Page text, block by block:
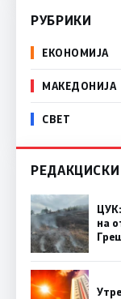
РУБРИКИ
ЕКОНОМИЈА
МАКЕДОНИЈА
СВЕТ
на